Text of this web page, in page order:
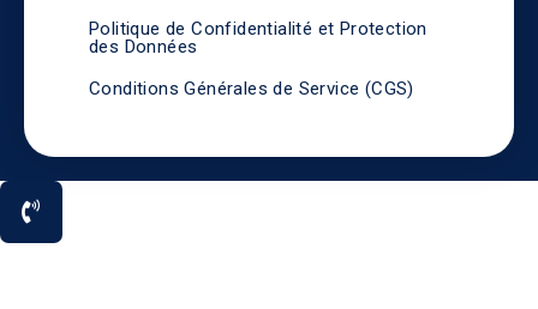
Politique de Confidentialité et Protection
des Données
Conditions Générales de Service (CGS)